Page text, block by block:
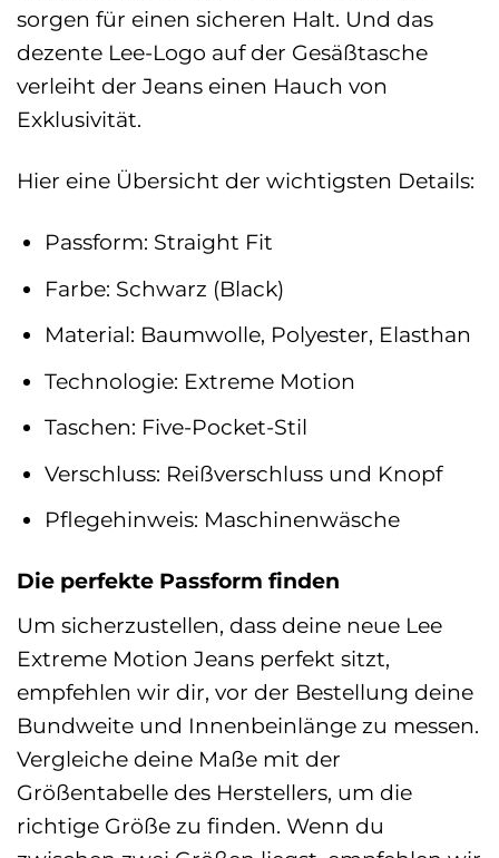
sorgen für einen sicheren Halt. Und das
dezente Lee-Logo auf der Gesäßtasche
verleiht der Jeans einen Hauch von
Exklusivität.
Hier eine Übersicht der wichtigsten Details:
Passform: Straight Fit
Farbe: Schwarz (Black)
Material: Baumwolle, Polyester, Elasthan
Technologie: Extreme Motion
Taschen: Five-Pocket-Stil
Verschluss: Reißverschluss und Knopf
Pflegehinweis: Maschinenwäsche
Die perfekte Passform finden
Um sicherzustellen, dass deine neue Lee
Extreme Motion Jeans perfekt sitzt,
empfehlen wir dir, vor der Bestellung deine
Bundweite und Innenbeinlänge zu messen.
Vergleiche deine Maße mit der
Größentabelle des Herstellers, um die
richtige Größe zu finden. Wenn du